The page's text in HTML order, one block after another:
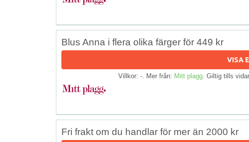
Blus Anna i flera olika färger för 449 kr
VISA
Villkor: -. Mer från: Mitt plagg . Giltig tills
Fri frakt om du handlar för mer än 2000 kr